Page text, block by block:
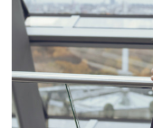
ドキドキ
仕事とキャリア
特集